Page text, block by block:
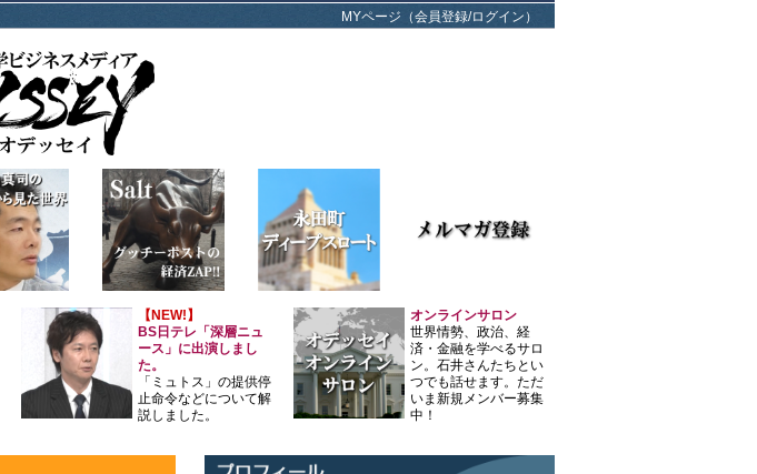
MYページ（会員登録/ログイン）
【NEW!】
BS日テレ「深層ニュ
ース」に出演しまし
た。
「ミュトス」の提供停
止命令などについて解
説しました。
オンラインサロン
世界情勢、政治、経
済・金融を学べるサロ
ン。石井さんたちとい
つでも話せます。ただ
いま新規メンバー募集
中！